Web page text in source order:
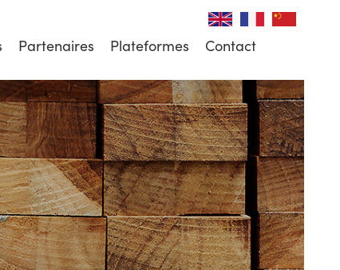
Partenaires Plateformes Contact